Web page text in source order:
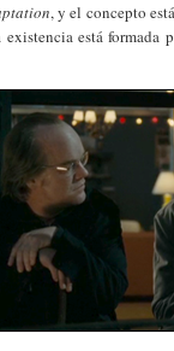
, y el concepto
está